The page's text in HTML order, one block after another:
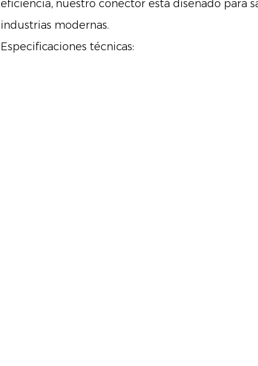
eficiencia, nuestro conector está diseñado para
industrias modernas.
Especificaciones técnicas: